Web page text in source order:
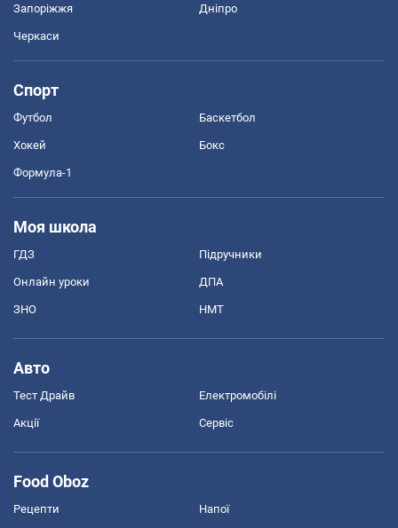
Запоріжжя Дніпро
Черкаси
Спорт
Футбол Баскетбол
Хокей Бокс
Формула-1
Моя школа
ГДЗ Підручники
Онлайн уроки ДПА
ЗНО НМТ
Авто
Тест Драйв Електромобілі
Акції Сервіс
Food Oboz
Рецепти Напої